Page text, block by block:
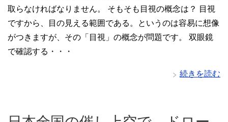
取らなければなりません。 そもそも目視の概念は？ 目視
ですから、目の見える範囲である。というのは容易に想像
がつきますが、その「目視」の概念が問題です。 双眼鏡
で確認する・・・
続きを読む